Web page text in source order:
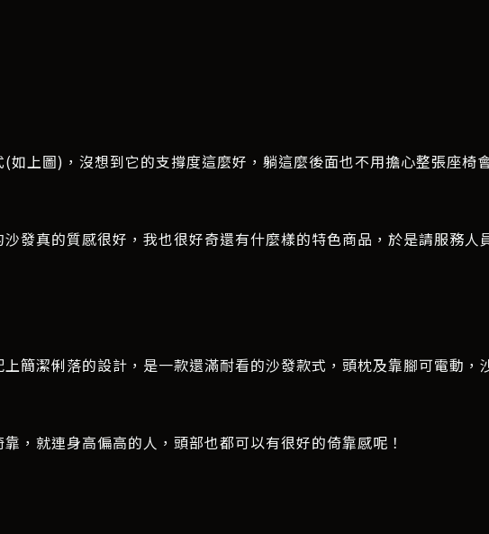
如上圖)，沒想到它的支撐度這麼好，躺這麼後面也不用擔心整張座椅
發真的質感很好，我也很好奇還有什麼樣的特色商品，於是請服務人
簡潔俐落的設計，是一款還滿耐看的沙發款式，頭枕及靠腳可電動，
，就連身高偏高的人，頭部也都可以有很好的倚靠感呢！